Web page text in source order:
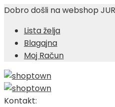
Dobro došli na webshop
Lista želja
Blagajna
Moj Račun
Kontakt: